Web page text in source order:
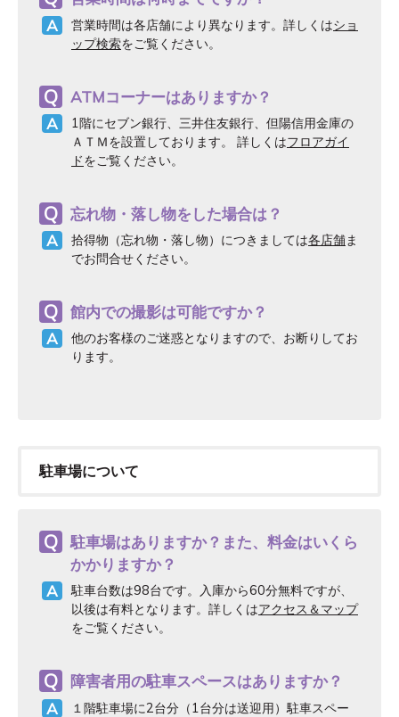
営業時間は各店舗により異なります。詳しくはショ
ップ検索をご覧ください。
ATMコーナーはありますか？
1階にセブン銀行、三井住友銀行、但陽信用金庫の
ＡＴＭを設置しております。 詳しくはフロアガイ
ドをご覧ください。
忘れ物・落し物をした場合は？
拾得物（忘れ物・落し物）につきましては各店舗ま
でお問合せください。
館内での撮影は可能ですか？
他のお客様のご迷惑となりますので、お断りしてお
ります。
駐車場について
駐車場はありますか？また、料金はいくら
かかりますか？
駐車台数は98台です。入庫から60分無料ですが、
以後は有料となります。詳しくはアクセス＆マップ
をご覧ください。
障害者用の駐車スペースはありますか？
１階駐車場に2台分（1台分は送迎用）駐車スペー